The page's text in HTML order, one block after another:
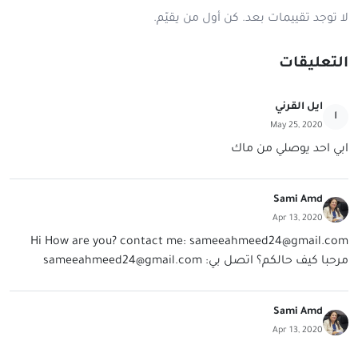
لا توجد تقييمات بعد. كن أول من يقيّم.
التعليقات
ا
ايل القرني
May 25, 2020
ابي احد يوصلي من ماك
Sami Amd
Apr 13, 2020
Hi How are you? contact me: sameeahmeed24@gmail.com
مرحبا كيف حالكم؟ اتصل بي: sameeahmeed24@gmail.com
Sami Amd
Apr 13, 2020